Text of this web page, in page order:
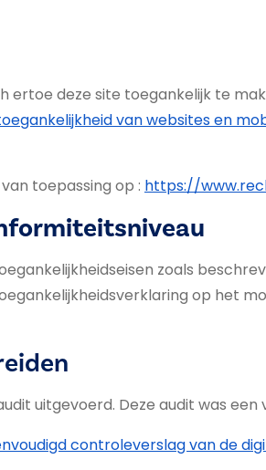
ertoe deze site toegankelijk te
van websites en
toepassing op : https://
zoals
op het
uitgevoerd. Deze audit was een
controleverslag van de